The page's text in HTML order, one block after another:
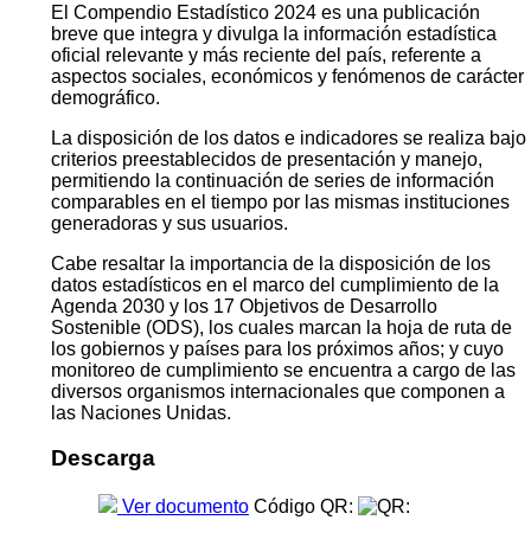
El Compendio Estadístico 2024 es una publicación
breve que integra y divulga la información estadística
oficial relevante y más reciente del país, referente a
aspectos sociales, económicos y fenómenos de carácter
demográfico.
La disposición de los datos e indicadores se realiza bajo
criterios preestablecidos de presentación y manejo,
permitiendo la continuación de series de información
comparables en el tiempo por las mismas instituciones
generadoras y sus usuarios.
Cabe resaltar la importancia de la disposición de los
datos estadísticos en el marco del cumplimiento de la
Agenda 2030 y los 17 Objetivos de Desarrollo
Sostenible (ODS), los cuales marcan la hoja de ruta de
los gobiernos y países para los próximos años; y cuyo
monitoreo de cumplimiento se encuentra a cargo de las
diversos organismos internacionales que componen a
las Naciones Unidas.
Descarga
Ver documento Código QR: